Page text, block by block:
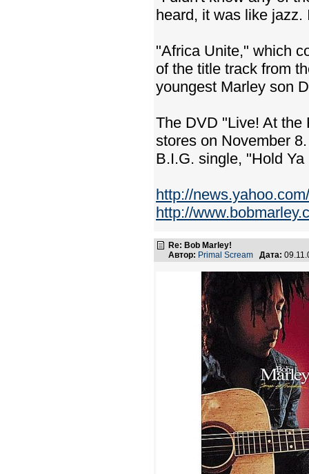
heard, it was like
"Africa Unite," which
of the title track from
youngest Marley son
The DVD "Live! At the
stores on November
B.I.G. single, "Hold Ya
http://
http://
Re: Bob Marley!
Автор: Primal Scream Дата: